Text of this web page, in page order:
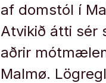
af domstól í
Atvikið átti sér
aðrir
Malmø.